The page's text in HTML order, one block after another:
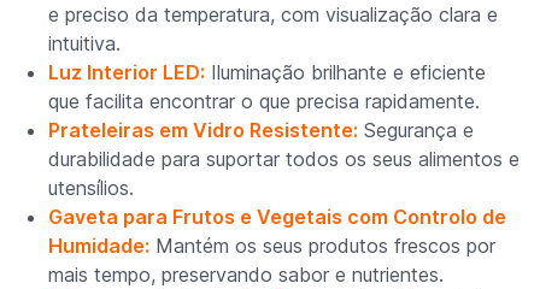
e preciso da temperatura, com visualização clara e
intuitiva.
Luz Interior LED: Iluminação brilhante e eficiente
que facilita encontrar o que precisa rapidamente.
Prateleiras em Vidro Resistente: Segurança e
durabilidade para suportar todos os seus alimentos e
utensílios.
Gaveta para Frutos e Vegetais com Controlo de
Humidade: Mantém os seus produtos frescos por
mais tempo, preservando sabor e nutrientes.